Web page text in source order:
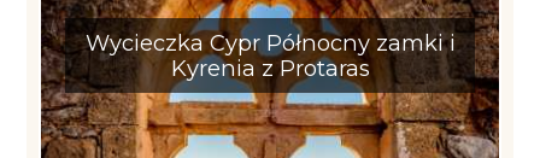
Wycieczka Cypr Północny zamki i
Kyrenia z Protaras